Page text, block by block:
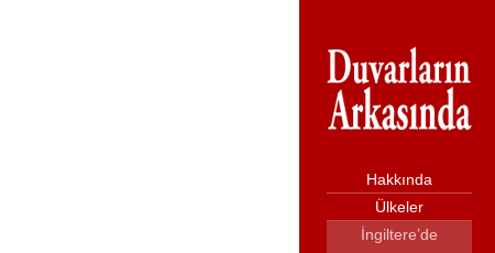
Hakkında
Ülkeler
İngiltere’de